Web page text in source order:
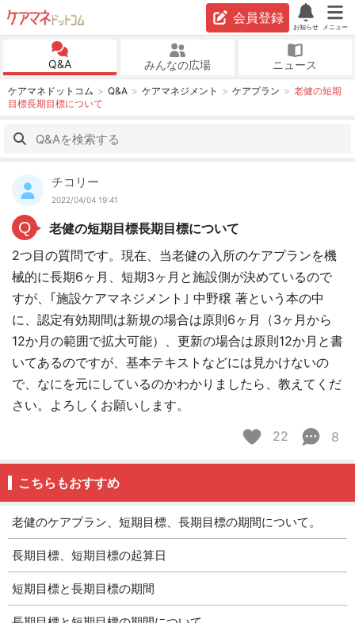
会員登録
お知らせ メニュー
Q&A みんなの広場 ニュース
ケアマネドットコム Q&A ケアマネジメント ケアプラン
老健の短期
目標長期目標について
チコリー
2022/04/04 19:41
Q
老健の短期目標長期目標について
2つ目の質問です。現在、当老健の入所のケアプランを機
械的に長期6ヶ月、短期3ヶ月と施設側が決めているので
すが、｢施設ケアマネジメント｣ 中野穣 著という本の中
に、認定有効期間は新規の場合は原則6ヶ月（3ヶ月から
12か月の範囲で拡大可能）、更新の場合は原則12か月と書
いてあるのですが、基本テキストなどには見かけないの
で、なにを元にしているのかわかりましたら、教えてくだ
さい。よろしくお願いします。
22
8
こちらもおすすめ
老健のケアプラン、短期目標、長期目標の期間について。
長期目標、短期目標の起算日
短期目標と長期目標の期間